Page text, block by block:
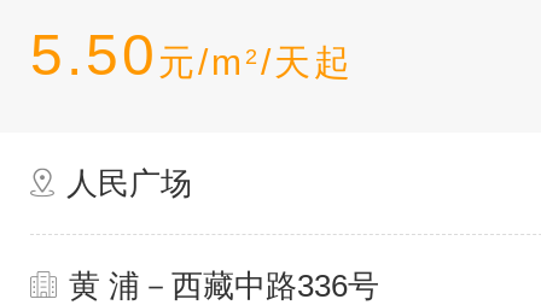
5.50 元/m 2 /天起
人民广场
黄 浦－西藏中路336号